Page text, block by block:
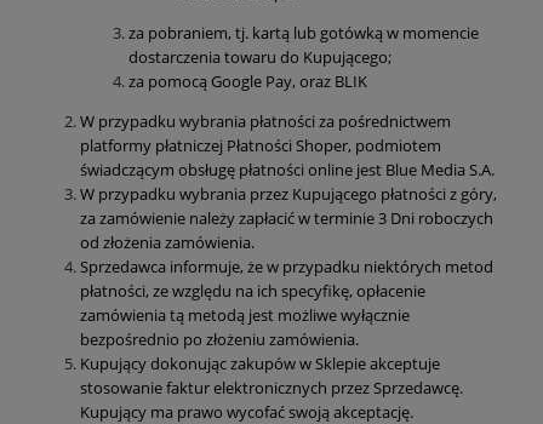
za pobraniem, tj. kartą lub gotówką w momencie
dostarczenia towaru do Kupującego;
za pomocą Google Pay, oraz BLIK
W przypadku wybrania płatności za pośrednictwem
platformy płatniczej Płatności Shoper, podmiotem
świadczącym obsługę płatności online jest Blue Media S.A.
W przypadku wybrania przez Kupującego płatności z góry,
za zamówienie należy zapłacić w terminie 3 Dni roboczych
od złożenia zamówienia.
Sprzedawca informuje, że w przypadku niektórych metod
płatności, ze względu na ich specyfikę, opłacenie
zamówienia tą metodą jest możliwe wyłącznie
bezpośrednio po złożeniu zamówienia.
Kupujący dokonując zakupów w Sklepie akceptuje
stosowanie faktur elektronicznych przez Sprzedawcę.
Kupujący ma prawo wycofać swoją akceptację.